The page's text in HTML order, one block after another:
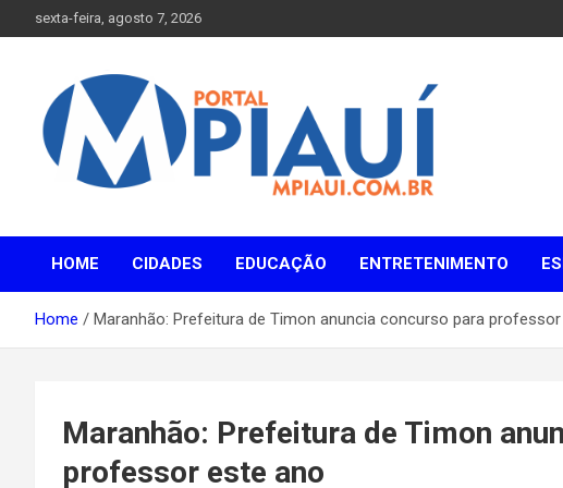
to
sexta-feira, agosto 7, 2026
Portal MPiauí
Parnaíba
HOME
CIDADES EDUCAÇÃO ENTRETENIMENTO
Home Maranhão: Prefeitura de Timon anuncia concurso para
Maranhão: Prefeitura de Timon
professor este ano